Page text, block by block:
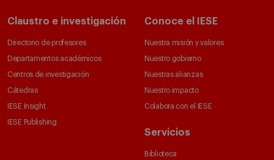
Claustro e investigación
Directorio de profesores
Departamentos académicos
Centros de investigación
Cátedras
IESE Insight
IESE Publishing
Conoce el IESE
Nuestra misión y valores
Nuestro gobierno
Nuestras alianzas
Nuestro impacto
Colabora con el IESE
Servicios
Biblioteca